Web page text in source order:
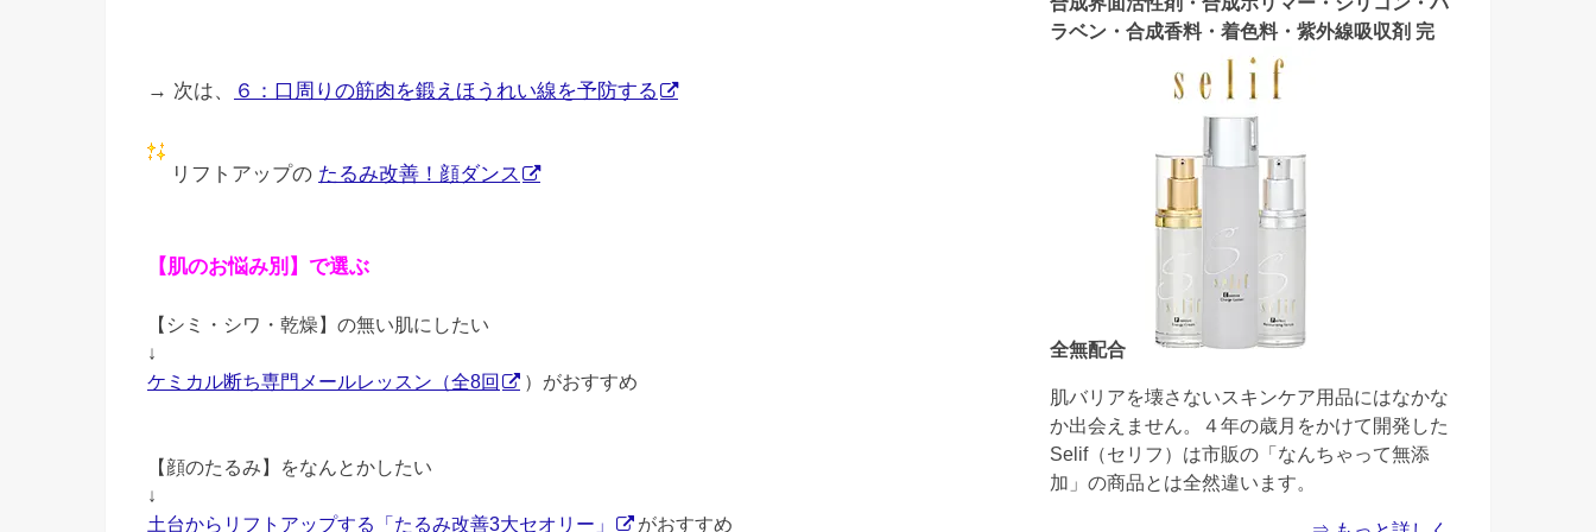
→ 次は、 ６：口周りの筋肉を鍛えほうれい線を予防する
リフトアップの たるみ改善！顔ダンス
【肌のお悩み別】で選ぶ
【シミ・シワ・乾燥】の無い肌にしたい
↓
ケミカル断ち専門メールレッスン（全8回
）がおすすめ
【顔のたるみ】をなんとかしたい
↓
土台からリフトアップする「たるみ改善3大セオリー」
がおすすめ
ラベン・合成香料・着色料・紫外線吸収剤 完
全無配合
肌バリアを壊さないスキンケア用品にはなかな
か出会えません。４年の歳月をかけて開発した
Selif（セリフ）は市販の「なんちゃって無添
加」の商品とは全然違います。